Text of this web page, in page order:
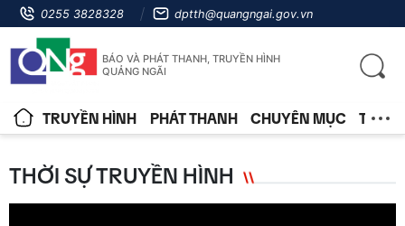
0255 3828328 dptth@quangngai.gov.vn
BÁO VÀ PHÁT THANH, TRUYỀN HÌNH
QUẢNG NGÃI
TRUYỀN HÌNH PHÁT THANH CHUYÊN MỤC TIN
THỜI SỰ TRUYỀN HÌNH